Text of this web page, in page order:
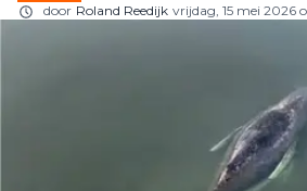
door Roland Reedijk vrijdag, 15 mei 2026